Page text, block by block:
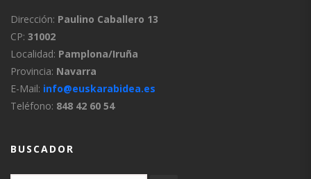
Dirección: Paulino Caballero 13
CP: 31002
Localidad: Pamplona/Iruña
Provincia: Navarra
E-Mail: info@euskarabidea.es
Teléfono: 848 42 60 54
BUSCADOR